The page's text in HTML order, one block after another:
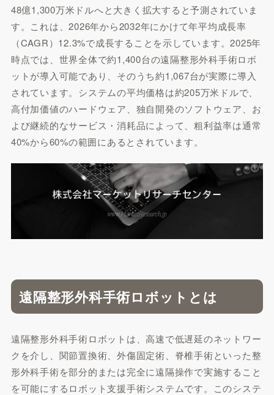
48億1,300万米ドルへと大きく拡大すると予測されていま
す。これは、2026年から2032年にかけて年平均成長率
（CAGR）12.3%で成長することを示しています。2025年
時点では、世界全体で約1,400台の遠隔整形外科手術ロボ
ットが導入可能であり、そのうち約1,067台が実際に導入
されています。システムの平均価格は約205万米ドルで、
高付加価値のハードウェア、独自開発のソフトウェア、お
よび継続的なサービス・消耗品によって、粗利益率は通常
40%から60%の範囲にあるとされています。
遠隔整形外科手術ロボットとは
遠隔整形外科手術ロボットは、高速で低遅延のネットワー
クを介し、関節置換術、外傷固定術、脊椎手術といった整
形外科手術を部分的または完全に遠隔操作で実施すること
を可能にするロボット支援手術システムです。このシステ